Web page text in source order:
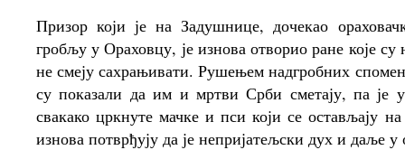
Призор који је на Задушнице, дочекао
гробљу у Ораховцу, је изнова отворио ране које
не смеју сахрањивати. Рушењем надгробних
су показали да им и мртви Срби сметају, па је
свакако цркнуте мачке и пси који се остављају
изнова потврђују да је непријатељски дух и даље